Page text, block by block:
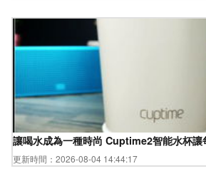
讓喝水成為一種時尚 Cuptime2智能水杯讓
更新時間：2026-08-04 14:44:17